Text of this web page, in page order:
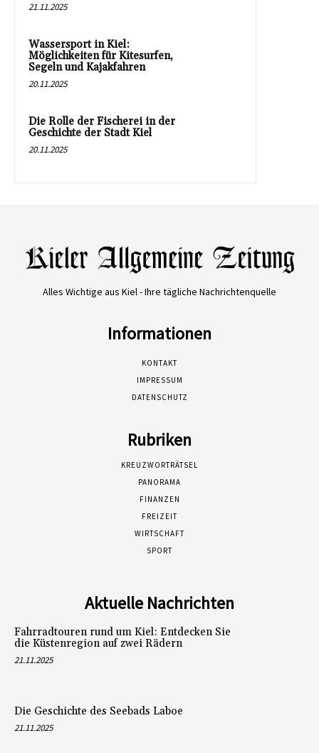
21.11.2025
Wassersport in Kiel:
Möglichkeiten für Kitesurfen,
Segeln und Kajakfahren
20.11.2025
Die Rolle der Fischerei in der
Geschichte der Stadt Kiel
20.11.2025
Alles Wichtige aus Kiel - Ihre tägliche Nachrichtenquelle
Informationen
KONTAKT
IMPRESSUM
DATENSCHUTZ
Rubriken
KREUZWORTRÄTSEL
PANORAMA
FINANZEN
FREIZEIT
WIRTSCHAFT
SPORT
Aktuelle Nachrichten
Fahrradtouren rund um Kiel: Entdecken Sie
die Küstenregion auf zwei Rädern
21.11.2025
Die Geschichte des Seebads Laboe
21.11.2025